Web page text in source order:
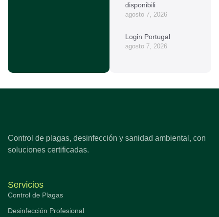
disponibili
agosto 7, 2026
Login Portugal
agosto 7, 2026
Control de plagas, desinfección y sanidad ambiental, con
soluciones certificadas.
Servicios
Control de Plagas
Desinfección Profesional